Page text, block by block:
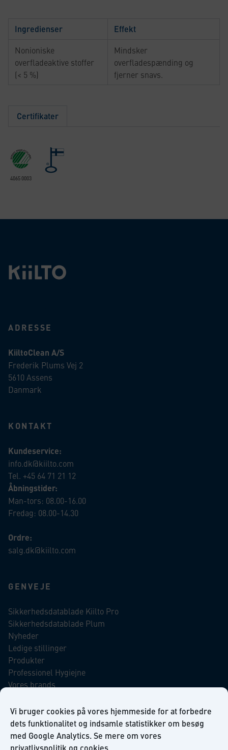
Vi bruger cookies på vores hjemmeside for at forbedre
dets funktionalitet og indsamle statistikker om besøg
med Google Analytics. Se mere om vores
Ingredienser Effekt
Nonioniske
overfladeaktive stoffer
(< 5 %)
Mindsker
overfladespænding og
fjerner snavs.
Certifikater
4065 0003
ADRESSE
KiiltoClean A/S
Frederik Plums Vej 2
5610 Assens
Danmark
KONTAKT
Kundeservice:
info.dk@kiilto.com
Tel. +45 64 71 21 12
Åbningstider:
Man-tors: 08.00-16.00
Fredag: 08.00-14.30
Ordre:
salg.dk@kiilto.com
GENVEJE
Sikkerhedsdatablade Kiilto Pro
Sikkerhedsdatablade Plum
Nyheder
Ledige stillinger
Produkter
Professionel Hygiejne
Vores brands
Our Promise to the Environment
INFORMATION